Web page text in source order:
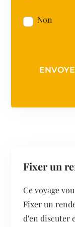
Non
Fixer un
Ce voyage
Fixer un
d'en discuter